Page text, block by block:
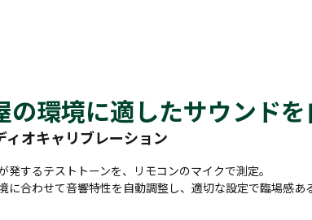
の環境に適したサウンド
ィオキャリブレーション
発するテストトーンを、リモコンのマイクで測定。
に合わせて音響特性を自動調整し、適切な設定で臨場感あ